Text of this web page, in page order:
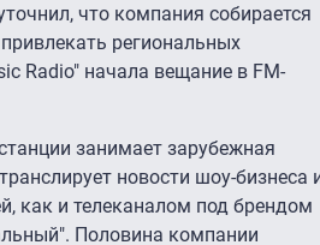
что компания собирается
региональных
Radio" начала вещание в FM-
занимает зарубежная
новости шоу-бизнеса
как и телеканалом под брендом
Половина компании